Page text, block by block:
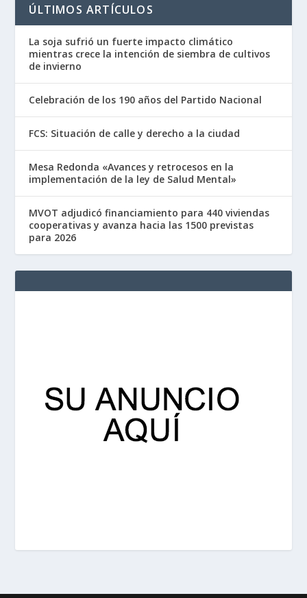
ÚLTIMOS ARTÍCULOS
La soja sufrió un fuerte impacto climático
mientras crece la intención de siembra de cultivos
de invierno
Celebración de los 190 años del Partido Nacional
FCS: Situación de calle y derecho a la ciudad
Mesa Redonda «Avances y retrocesos en la
implementación de la ley de Salud Mental»
MVOT adjudicó financiamiento para 440 viviendas
cooperativas y avanza hacia las 1500 previstas
para 2026